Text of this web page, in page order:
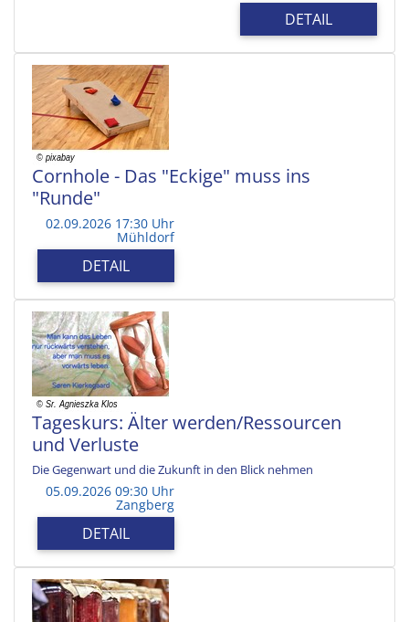
DETAIL
Cornhole - Das "Eckige" muss ins
"Runde"
02.09.2026 17:30 Uhr
Mühldorf
DETAIL
Tageskurs: Älter werden/Ressourcen
und Verluste
Die Gegenwart und die Zukunft in den Blick nehmen
05.09.2026 09:30 Uhr
Zangberg
DETAIL